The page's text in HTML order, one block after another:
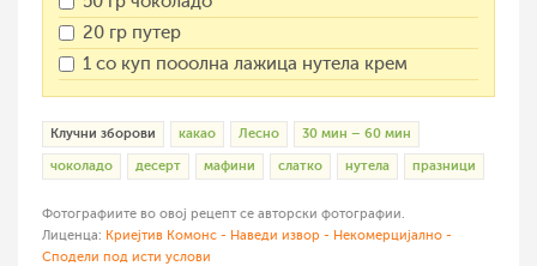
20 гр путер
1 со куп пооолна лажица нутела крем
Клучни зборови какао Лесно 30 мин – 60 мин
чоколадо десерт мафини слатко нутела празници
Фотографиите во овој рецепт се авторски фотографии.
Лиценца: Криејтив Комонс - Наведи извор - Некомерцијално -
Сподели под исти услови